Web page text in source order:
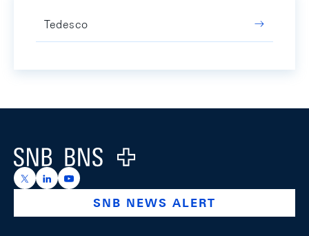
Tedesco
Logo
https://x.com/snb_bns
https://ch.linkedin.com/company/swiss-national-
https://www.youtube.com/@swissnationalbank
SNB NEWS ALERT